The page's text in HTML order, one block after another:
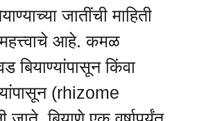
जातींची माहिती
आहे. कमळ
बियाण्यांपासून किंवा
(rhizome